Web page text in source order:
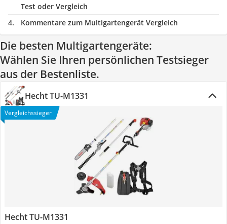
Test oder Vergleich
Kommentare zum Multigartengerät Vergleich
Die besten Multigartengeräte:
Wählen Sie Ihren persönlichen Testsieger
aus der Bestenliste.
Hecht TU-M1331
Vergleichssieger
Hecht TU-M1331